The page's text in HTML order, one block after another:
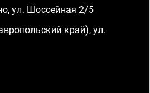
ул. Шоссейная 2/5
край), ул.